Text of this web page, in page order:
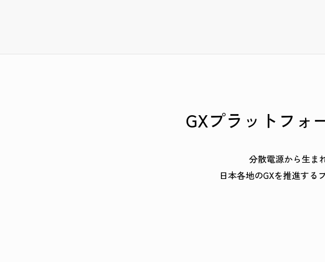
GXプラットフォ
分散電源から生ま
日本各地のGXを推進する